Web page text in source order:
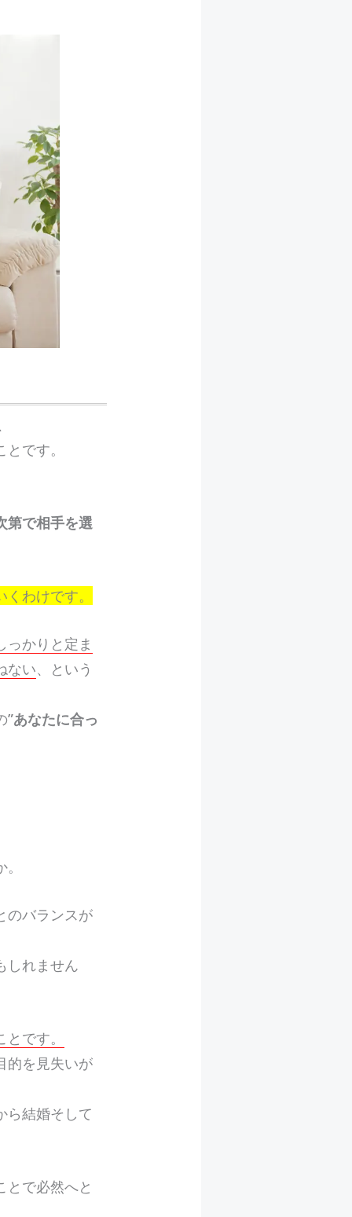
です。
第で相手を選
わけです。
っかりと定ま
ない、という
”あなたに合っ
のバランスが
しれません
です。
的を見失いが
ら結婚そして
とで必然へと